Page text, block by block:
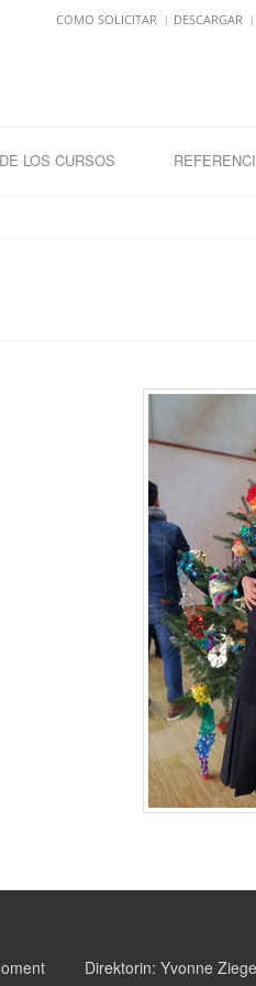
COMO SOLICITAR DESCARGAR
LOS CURSOS
Direktorin: Yvonne